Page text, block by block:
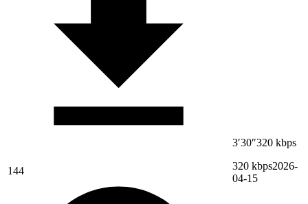
144
3′30″320 kbps
320 kbps2026-
04-15